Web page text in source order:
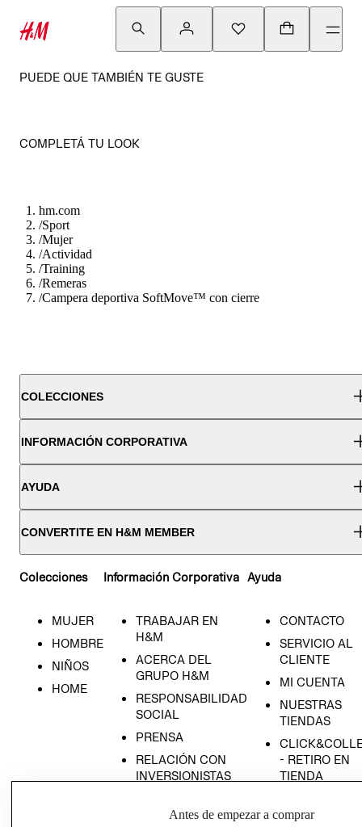
PUEDE QUE TAMBIÉN TE GUSTE
COMPLETÁ TU LOOK
hm.com
/Sport
/Mujer
/Actividad
/Training
/Remeras
/Campera deportiva SoftMove™ con cierre
COLECCIONES
INFORMACIÓN CORPORATIVA
AYUDA
CONVERTITE EN H&M MEMBER
Colecciones
MUJER
HOMBRE
NIÑOS
HOME
Información Corporativa
TRABAJAR EN
H&M
ACERCA DEL
GRUPO H&M
RESPONSABILIDAD
SOCIAL
PRENSA
RELACIÓN CON
INVERSIONISTAS
EMPRESARIAL
Ayuda
CONTACTO
SERVICIO AL
CLIENTE
MI CUENTA
NUESTRAS
TIENDAS
- RETIRO EN
TIENDA
CONDICIONES
Antes de empezar a comprar